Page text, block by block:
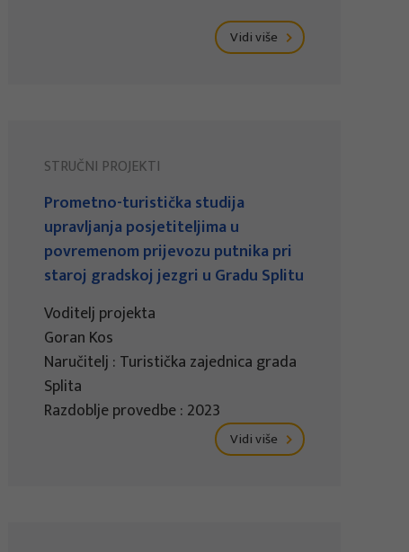
Vidi više
STRUČNI PROJEKTI
Prometno-turistička studija
upravljanja posjetiteljima u
povremenom prijevozu putnika pri
staroj gradskoj jezgri u Gradu Splitu
Voditelj projekta
Goran Kos
Naručitelj : Turistička zajednica grada
Splita
Razdoblje provedbe : 2023
Vidi više